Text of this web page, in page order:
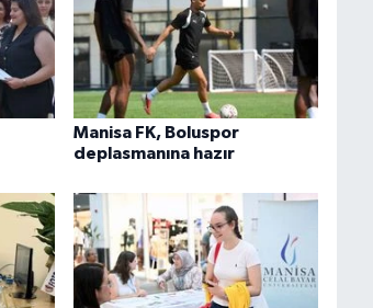
Manisa FK, Boluspor
deplasmanına hazır